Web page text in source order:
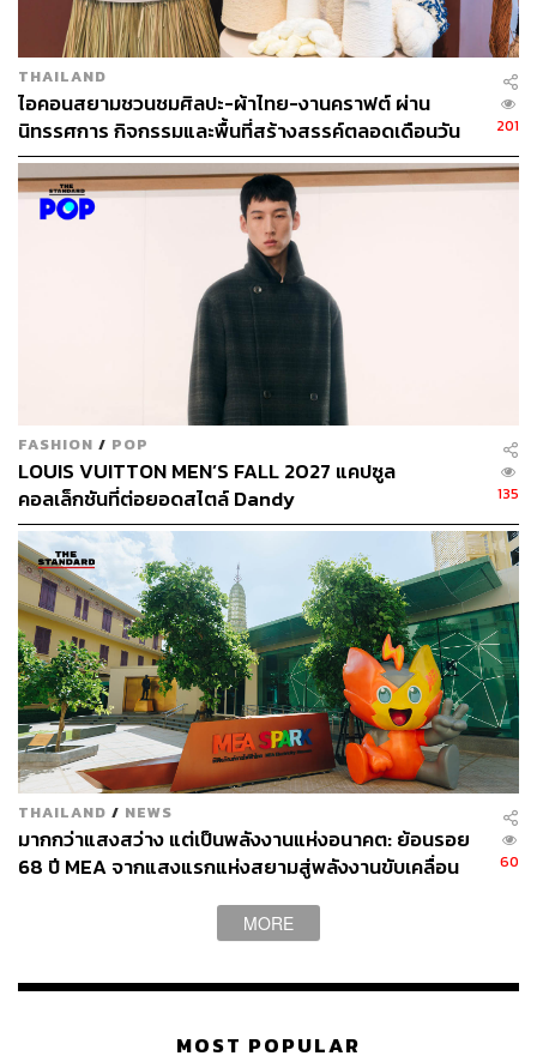
Vacation: วันพักผ่อนที่ดูดีทุกโมเมนต์
ถึงจะเป็นวันพักผ่อน แต่บางทีก็อยากดูดีในทุกโมเมนต์ ลุค
Vacation เลยตอบโจทย์วันสบาย ๆ ที่ไม่ต้องคิดมากเรื่องการ
แต่งตัว เพียงแค่หยิบUNIQLO and JW ANDERSON Mini T
เสื้อยืดทรงครอปเข้ารูปที่ดูเรียบ ๆ แต่ซ่อนดีเทลโลโก้ JW
ANDERSON ไว้อย่างมีชั้นเชิงตรงชายเสื้อ นำมาจับคู่กับ
กางเกงผ้าลินินผสม เท่านี้ก็ได้ลุคที่ดูสบายๆ แต่ยังดูดีมีคาแรก
เตอร์ เติมเต็มวันพักผ่อนให้มีสไตล์
ไม่ว่าจะเดินเล่นริมทะเล นั่งชิลที่คาเฟ่ หรือนอนพักผ่อนที่บ้าน
ก็รู้สึกสบายตัว เพราะเสื้อยืดมาพร้อมเนื้อผ้าคอตตอนผสมที่มี
เนื้อผ้าบรัชละเอียดที่ให้สัมผัสนุ่ม เอาอยู่ทุก vacation time
How to Match :ลุคนี้ต่อยอดได้ด้วยไอเทมน้อยชิ้นแต่
Sandals มาสวมเพื่อให้ได้ holiday vibes เต็มๆ หรือจะเพิ่ม
ต้องเข้า indoor หรือแวะคาเฟ่ ก็แค่หยิบ Shirt มาสวมทับเพิ่ม
THAILAND
ไอคอนสยามชวนชมศิลปะ-ผ้าไทย-งานคราฟต์ ผ่าน
นิทรรศการ กิจกรรมและพื้นที่สร้างสรรค์ตลอดเดือนวัน
แม่ [ADVERTORIAL]
201
FASHION / POP
LOUIS VUITTON MEN’S FALL 2027 แคปซูล
คอลเล็กชันที่ต่อยอดสไตล์ Dandy
135
THAILAND / NEWS
มากกว่าแสงสว่าง แต่เป็นพลังงานแห่งอนาคต: ย้อนรอย
68 ปี MEA จากแสงแรกแห่งสยามสู่พลังงานขับเคลื่อน
60
MORE
MOST POPULAR